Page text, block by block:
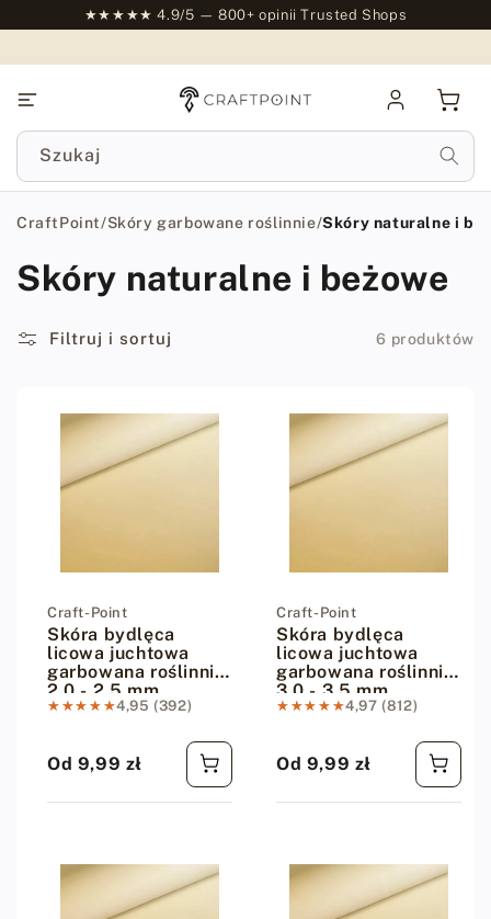
★★★★★ 4.9/5 — 800+ opinii Trusted Shops
się
Szukaj
CraftPoint/Skóry garbowane roślinnie/Skóry naturalne i
Skóry naturalne i beżowe
Filtruj i sortuj 6 produktów
Dostawca:
Craft-Point
Skóra bydlęca
licowa juchtowa
garbowana roślinnie
2.0 - 2.5 mm
★★★★★
★★★★★4,95 (392)
Cena regularna
Od 9,99 zł
Dostawca:
Craft-Point
Skóra bydlęca
licowa juchtowa
garbowana roślinnie
3.0 - 3.5 mm
★★★★★
★★★★★4,97 (812)
Cena regularna
Od 9,99 zł